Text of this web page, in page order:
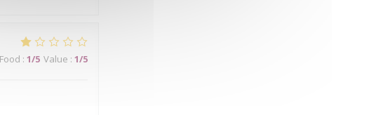
Food : 1/5 Value : 1/5